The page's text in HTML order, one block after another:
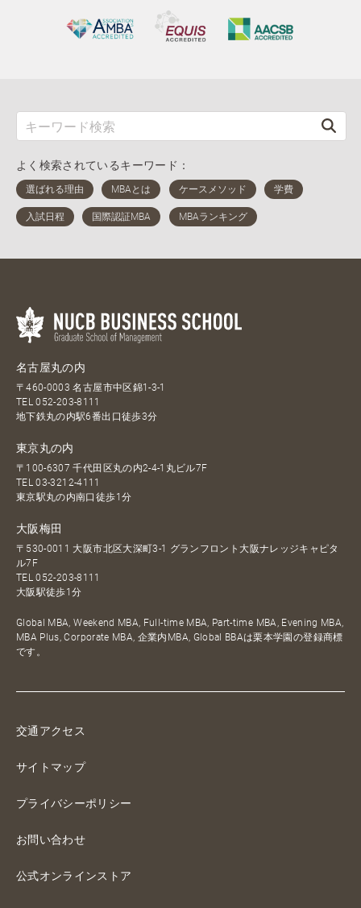
よく検索されているキーワード：
名古屋丸の内
〒460-0003 名古屋市中区錦1-3-1
TEL052-203-8111
地下鉄丸の内駅6番出口徒歩3分
東京丸の内
〒100-6307 千代田区丸の内2-4-1丸ビル7F
TEL03-3212-4111
東京駅丸の内南口徒歩1分
大阪梅田
〒530-0011 大阪市北区大深町3-1 グランフロント大阪ナレッジキャピタ
ル7F
TEL052-203-8111
大阪駅徒歩1分
Global MBA, Weekend MBA, Full-time MBA, Part-time MBA, Evening MBA,
MBA Plus, Corporate MBA, 企業内MBA, Global BBAは栗本学園の登録商標
です。
交通アクセス
サイトマップ
プライバシーポリシー
お問い合わせ
公式オンラインストア